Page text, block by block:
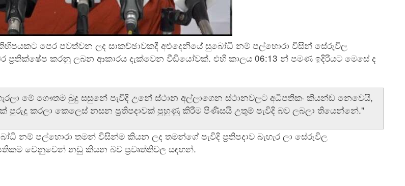
පෙර පවත්වන ලද සාකච්ඡාවකදී අළුදෙනියේ සුබෝධි නම් පල්හොරා විසින් සේරුවිල
ප්‍රතික්ෂේප කරනු ලබන ආකාරය දැක්වෙන වීඩියෝවක්. එහි කාලය 06:13 න් පමණ ඉදිරියට මෙසේ ද
මේ ගෞතම බුදු සසුනේ පැවිදි උනේ ස්ථාන අල්ලාගෙන ස්ථානවලට අධිපතිකං කියන්ඩ නෙවෙයි,
පුරුදු කරලා කෙලෙස් නසන ප්‍රතිපදාවක් පුහුණු කිරීම පිණිසයි උතුම් පැවිදි බව ලබලා තියෙන්නේ."
නම් පල්හොරා තමන් විසින්ම කියන ලද තමන්ගේ පැවිදි ප්‍රතිපදාව බැහැර ලා සේරුවිල
වෙනුවෙන් නඩු කියන බව ප්‍රවෘත්තිවල සඳහන්.